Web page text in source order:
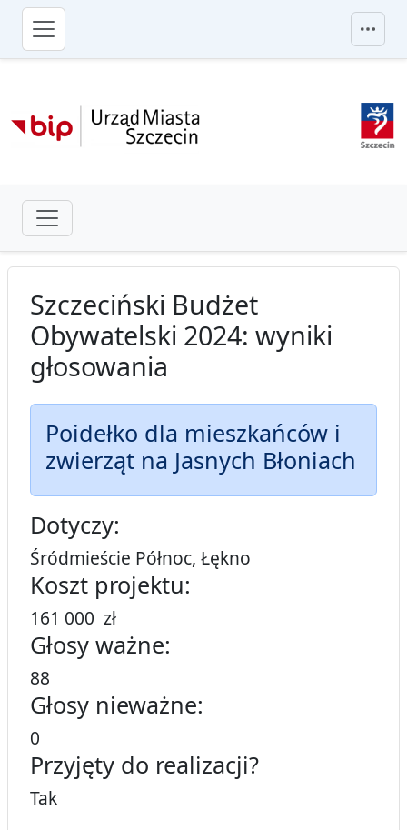
przejdź do głównego menu
Szczeciński Budżet
Obywatelski 2024: wyniki
głosowania
Poidełko dla mieszkańców i
zwierząt na Jasnych Błoniach
Dotyczy:
Śródmieście Północ, Łękno
Koszt projektu:
161 000 zł
Głosy ważne:
88
Głosy nieważne:
0
Przyjęty do realizacji?
Tak